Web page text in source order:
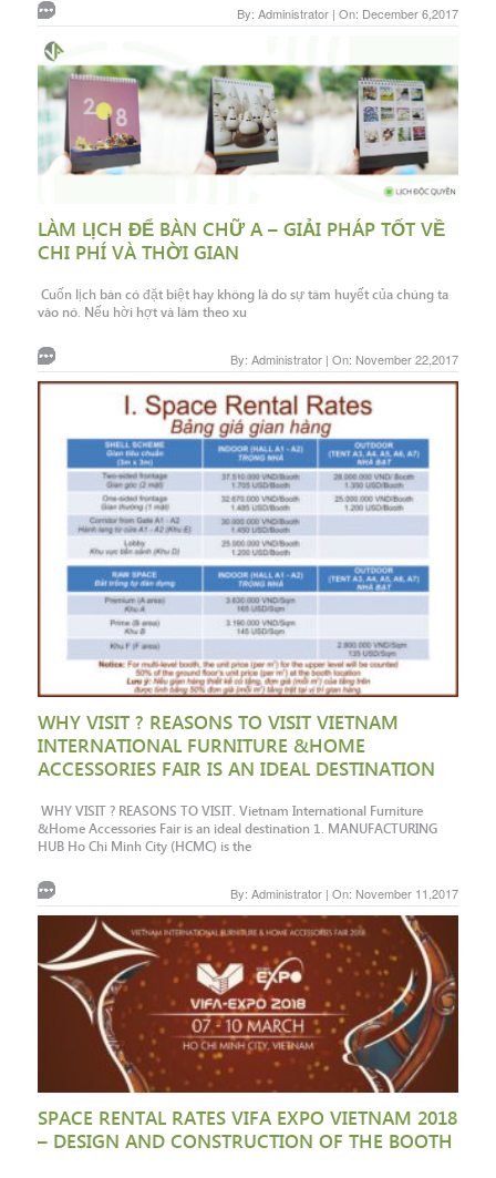
By: Administrator | On: December 6,2017
LÀM LỊCH ĐỂ BÀN CHỮ A – GIẢI PHÁP TỐT VỀ
CHI PHÍ VÀ THỜI GIAN
Cuốn lịch bàn có đặt biệt hay không là do sự tâm huyết của chúng ta
vào nó. Nếu hời hợt và làm theo xu
By: Administrator | On: November 22,2017
WHY VISIT ? REASONS TO VISIT VIETNAM
INTERNATIONAL FURNITURE &HOME
ACCESSORIES FAIR IS AN IDEAL DESTINATION
WHY VISIT ? REASONS TO VISIT. Vietnam International Furniture
&Home Accessories Fair is an ideal destination 1. MANUFACTURING
HUB Ho Chi Minh City (HCMC) is the
By: Administrator | On: November 11,2017
SPACE RENTAL RATES VIFA EXPO VIETNAM 2018
– DESIGN AND CONSTRUCTION OF THE BOOTH